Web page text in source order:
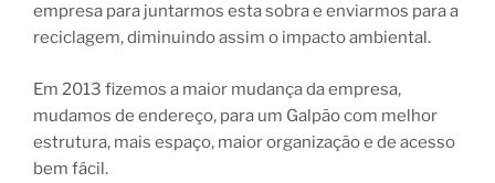
empresa para juntarmos esta sobra e enviarmos para a
reciclagem, diminuindo assim o impacto ambiental.
Em 2013 fizemos a maior mudança da empresa,
mudamos de endereço, para um Galpão com melhor
estrutura, mais espaço, maior organização e de acesso
bem fácil.